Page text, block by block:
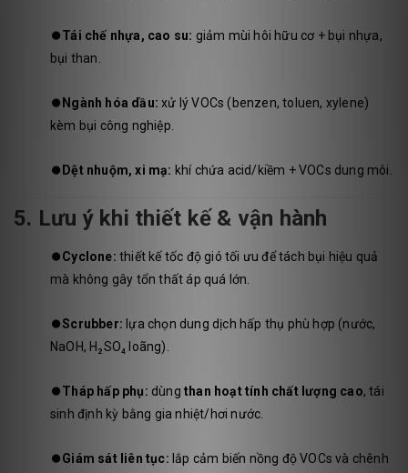
⏺️Tái chế nhựa, cao su: giảm mùi hôi hữu cơ + bụi nhựa,
bụi than.
⏺️ Ngành hóa dầu: xử lý VOCs (benzen, toluen, xylene)
kèm bụi công nghiệp.
⏺️ Dệt nhuộm, xi mạ: khí chứa acid/kiềm + VOCs dung môi.
5. Lưu ý khi thiết kế & vận hành
⏺️Cyclone: thiết kế tốc độ gió tối ưu để tách bụi hiệu quả
mà không gây tổn thất áp quá lớn.
⏺️Scrubber: lựa chọn dung dịch hấp thụ phù hợp (nước,
NaOH, H₂SO₄ loãng).
⏺️Tháp hấp phụ: dùngthan hoạt tính chất lượng cao, tái
sinh định kỳ bằng gia nhiệt/hơi nước.
⏺️Giám sát liên tục: lắp cảm biến nồng độ VOCs và chênh